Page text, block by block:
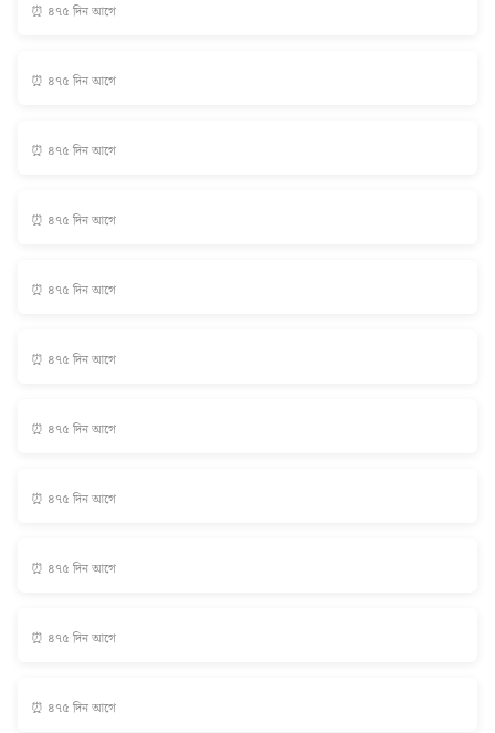
⏰ ৪৭৫ দিন আগে
⏰ ৪৭৫ দিন আগে
⏰ ৪৭৫ দিন আগে
⏰ ৪৭৫ দিন আগে
⏰ ৪৭৫ দিন আগে
⏰ ৪৭৫ দিন আগে
⏰ ৪৭৫ দিন আগে
⏰ ৪৭৫ দিন আগে
⏰ ৪৭৫ দিন আগে
⏰ ৪৭৫ দিন আগে
⏰ ৪৭৫ দিন আগে